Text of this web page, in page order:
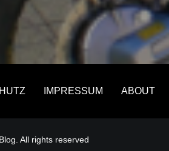
IMPRESSUM ABOUT
All rights reserved